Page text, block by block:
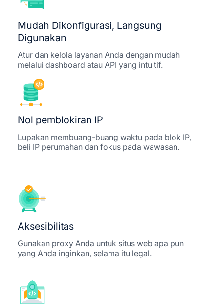
Mudah Dikonfigurasi, Langsung
Digunakan
Atur dan kelola layanan Anda dengan mudah
melalui dashboard atau API yang intuitif.
Nol pemblokiran IP
Lupakan membuang-buang waktu pada blok IP,
beli IP perumahan dan fokus pada wawasan.
Aksesibilitas
Gunakan proxy Anda untuk situs web apa pun
yang Anda inginkan, selama itu legal.